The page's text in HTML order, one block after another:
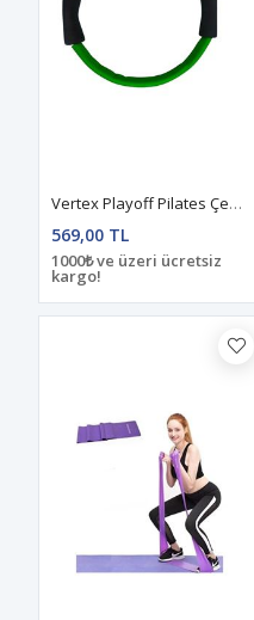
Vertex Playoff Pilates Çemberi Yeşil
569,00 TL
1000₺ ve üzeri ücretsiz
kargo!